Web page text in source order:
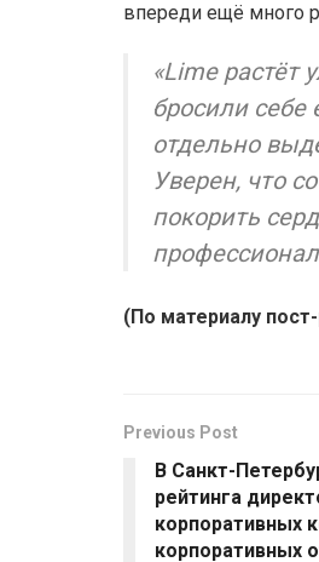
впереди ещё много
«Lime растёт
бросили
отдельно
Уверен, что
покорить
(По материалу
Previous Post
В Санкт-
рейтинга
корпоративных
корпоративных